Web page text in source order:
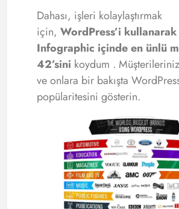
Dahası, işleri kolaylaştırmak
için, WordPress’i
Infographic içinde en ünlü
42’sini koydum .
ve onlara bir bakışta
popülaritesini gösterin.